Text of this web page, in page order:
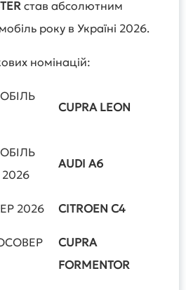
став абсолютним
року в Україні 2026.
номінацій:
CUPRA LEON
AUDI A6
2026 CITROEN C4
CUPRA
FORMENTOR